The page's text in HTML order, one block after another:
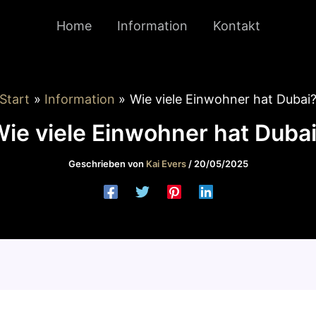
Home Information Kontakt
Start Information Wie viele Einwohner hat Dubai?
viele Einwohner hat
Geschrieben von Kai Evers / 20/05/2025